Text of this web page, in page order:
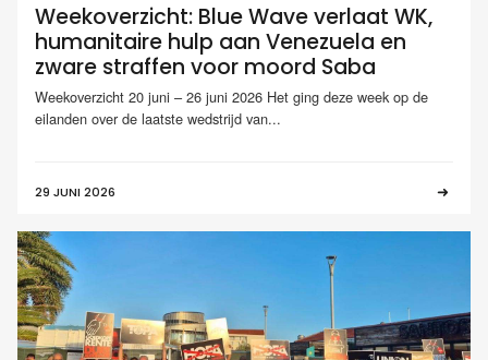
Weekoverzicht: Blue Wave verlaat WK,
humanitaire hulp aan Venezuela en
zware straffen voor moord Saba
Weekoverzicht 20 juni – 26 juni 2026 Het ging deze week op de
eilanden over de laatste wedstrijd van...
29 JUNI 2026